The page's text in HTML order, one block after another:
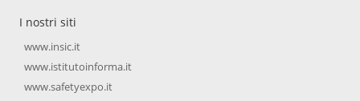
I nostri siti
www.insic.it
www.istitutoinforma.it
www.safetyexpo.it